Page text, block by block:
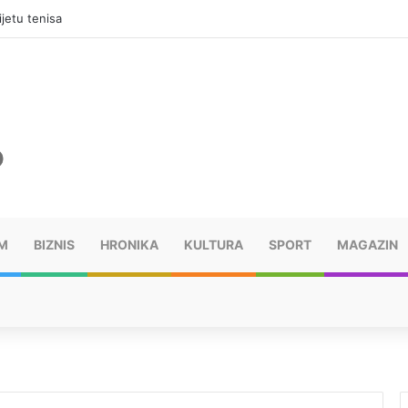
mora platiti 10.000 KM
BIZNIS HRONIKA KULTURA SPORT MAGAZIN